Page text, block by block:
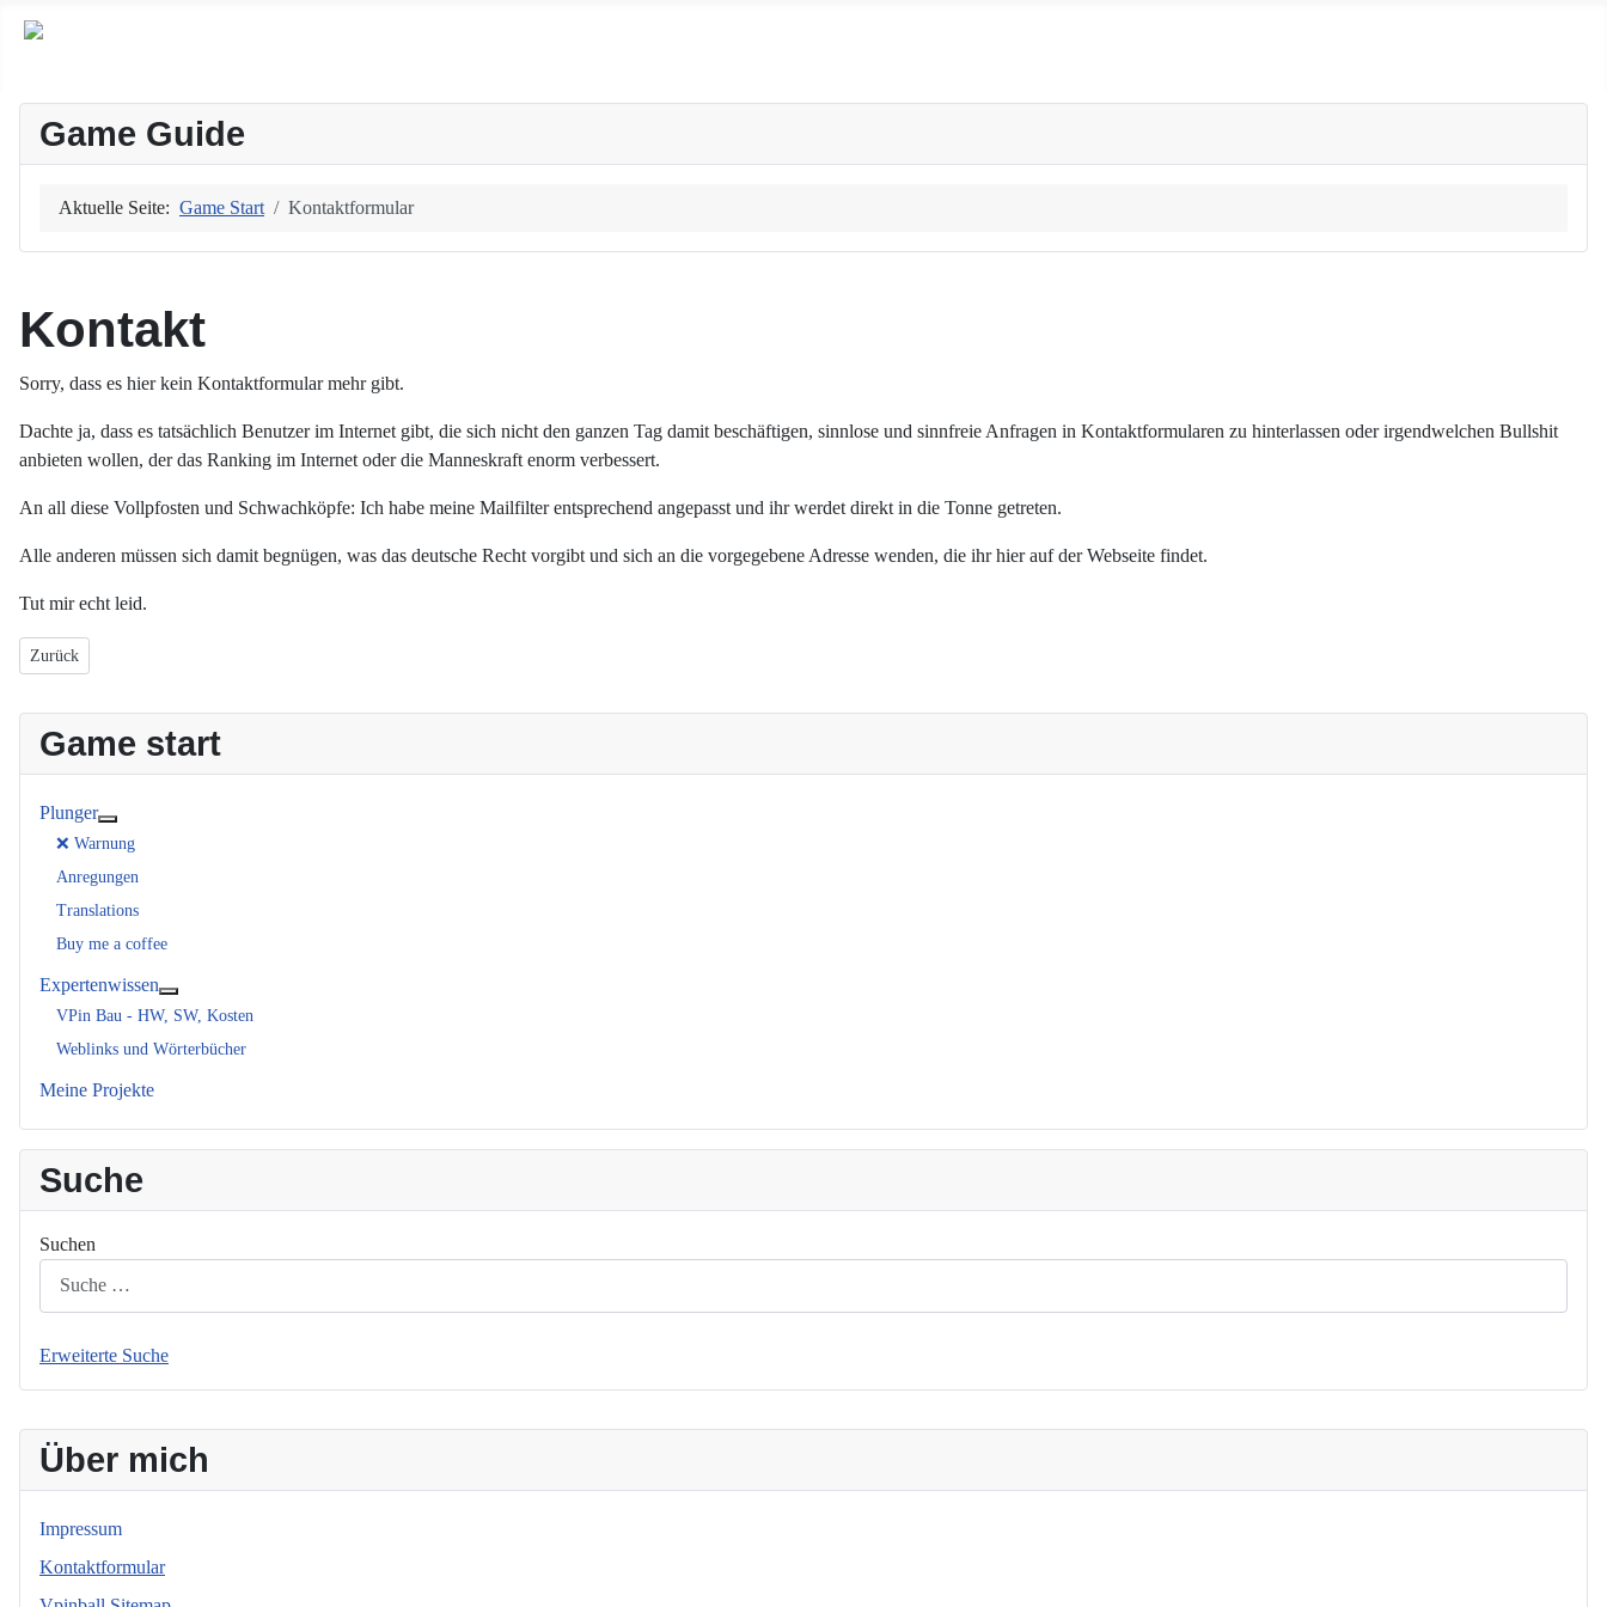
Game Guide
Aktuelle Seite: Game Start Kontaktformular
Über mich
Impressum
Kontaktformular
Kontakt
Sorry, dass es hier kein Kontaktformular mehr gibt.
Dachte ja, dass es tatsächlich Benutzer im Internet gibt, die sich nicht den ganzen Tag damit beschäftigen, sinnlose und sinnfreie Anfragen in Kontaktformularen zu hinterlassen oder irgendwelchen Bullshit
anbieten wollen, der das Ranking im Internet oder die Manneskraft enorm verbessert.
An all diese Vollpfosten und Schwachköpfe: Ich habe meine Mailfilter entsprechend angepasst und ihr werdet direkt in die Tonne getreten.
Alle anderen müssen sich damit begnügen, was das deutsche Recht vorgibt und sich an die vorgegebene Adresse wenden, die ihr hier auf der Webseite findet.
Tut mir echt leid.
Vorheriger Beitrag: Impressum
Zurück
Game start
Plunger
❌ Warnung
Anregungen
Translations
Buy me a coffee
Expertenwissen
VPin Bau - HW, SW, Kosten
Weblinks und Wörterbücher
Meine Projekte
Suche
Suchen
Erweiterte Suche